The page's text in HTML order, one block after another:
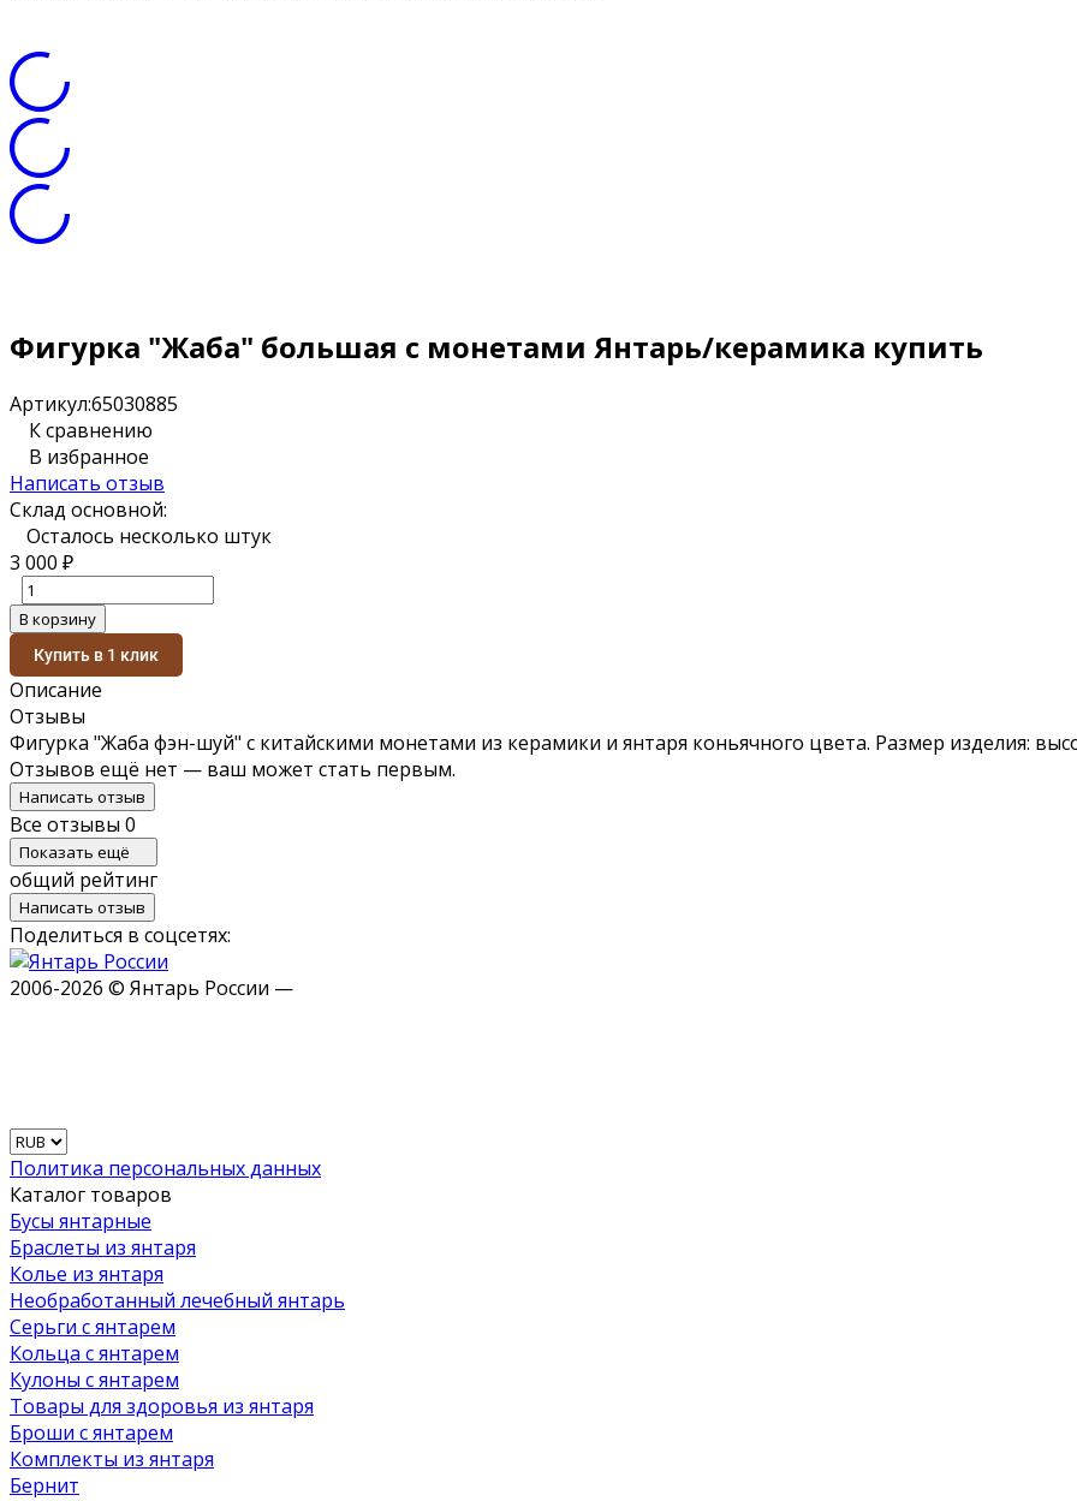
Фигурка "Жаба" большая с монетами Янтарь/керамика купить
Артикул:65030885
К сравнению
В избранное
Написать отзыв
Склад основной:
Осталось несколько штук
3 000 ₽
В корзину
Купить в 1 клик
Описание
Отзывы
Фигурка "Жаба фэн-шуй" с китайскими монетами из керамики и янтаря коньячного цвета. Размер изделия:
Отзывов ещё нет — ваш может стать первым.
Написать отзыв
Все отзывы 0
Показать ещё
общий рейтинг
Написать отзыв
Поделиться в соцсетях:
2006-2026 © Янтарь России —
Политика персональных данных
Каталог товаров
Бусы янтарные
Браслеты из янтаря
Колье из янтаря
Необработанный лечебный янтарь
Серьги с янтарем
Кольца с янтарем
Кулоны с янтарем
Товары для здоровья из янтаря
Броши с янтарем
Комплекты из янтаря
Бернит